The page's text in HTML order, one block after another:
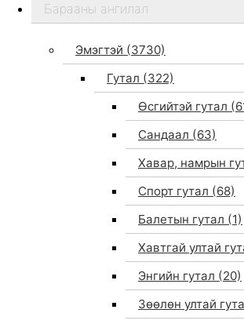
Бидний тухай
Дэлгүүр
Барааны ангилал
Эмэгтэй (3730)
Гутал (322)
Өсгийтэй гутал
Сандаал (63)
Хавар, намрын
Спорт гутал (68)
Балетын гутал (1)
Хавтгай ултай
Энгийн гутал (20)
Зөөлөн ултай